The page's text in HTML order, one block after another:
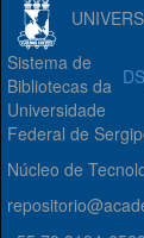
Sistema de
Bibliotecas da
Universidade
Federal de
Núcleo de